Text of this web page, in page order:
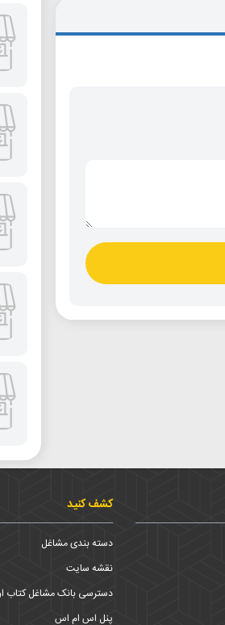
کشف کنید
دسته بندی مشاغل
نقشه سایت
دسترسی بانک مشاغل کتاب
پنل اس ام اس